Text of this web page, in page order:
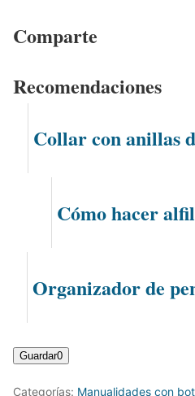
Comparte
Recomendaciones
Collar con anillas
Cómo hacer
Organizador de
Guardar0
Categorías: Manualidades con